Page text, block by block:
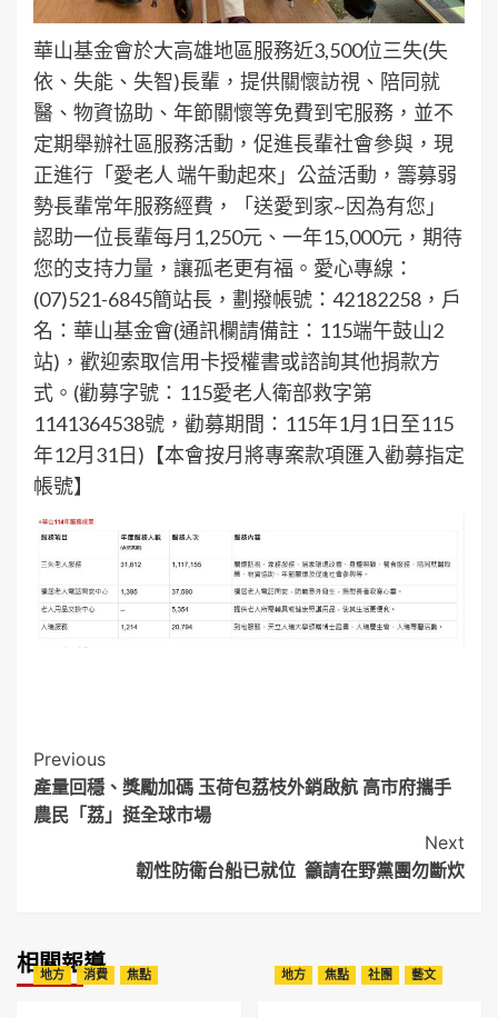
華山基金會於大高雄地區服務近3,500位三失(失
依、失能、失智)長輩，提供關懷訪視、陪同就
醫、物資協助、年節關懷等免費到宅服務，並不
定期舉辦社區服務活動，促進長輩社會參與，現
正進行「愛老人 端午動起來」公益活動，籌募弱
勢長輩常年服務經費，「送愛到家~因為有您」
認助一位長輩每月1,250元、一年15,000元，期待
您的支持力量，讓孤老更有福。愛心專線：
(07)521-6845簡站長，劃撥帳號：42182258，戶
名：華山基金會(通訊欄請備註：115端午鼓山2
站)，歡迎索取信用卡授權書或諮詢其他捐款方
式。(勸募字號：115愛老人衛部救字第
1141364538號，勸募期間：115年1月1日至115
年12月31日)【本會按月將專案款項匯入勸募指定
帳號】
Post
Navigation
Previous
產量回穩、獎勵加碼 玉荷包荔枝外銷啟航 高市府攜手
農民「荔」挺全球市場
Next
韌性防衛台船已就位 籲請在野黨團勿斷炊
相關報導
地方 消費 焦點 地方 焦點 社團 藝文